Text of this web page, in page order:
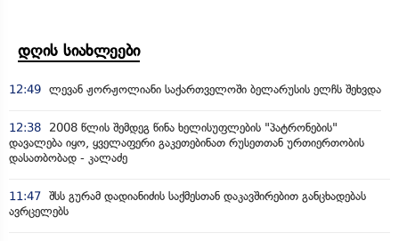
დღის სიახლეები
12:49 ლევან ჟორჟოლიანი საქართველოში ბელარუსის ელჩს შეხვდა
12:38
2008 წლის შემდეგ წინა ხელისუფლების "პატრონების"
დავალება იყო, ყველაფერი გაკეთებინათ რუსეთთან ურთიერთობის
დასათბობად - კალაძე
11:47 შსს გურამ დადიანიძის საქმესთან დაკავშირებით განცხადებას
ავრცელებს